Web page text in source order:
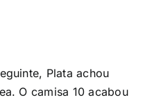
Plata achou
O camisa 10 acabou